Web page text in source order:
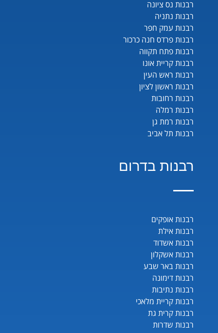
רבנות נס ציונה
רבנות נתניה
רבנות עמק חפר
רבנות פרדס חנה כרכור
רבנות פתח תקווה
רבנות קריית אונו
רבנות ראש העין
רבנות ראשון לציון
רבנות רחובות
רבנות רמלה
רבנות רמת גן
רבנות תל אביב
רבנות בדרום
רבנות אופקים
רבנות אילת
רבנות אשדוד
רבנות אשקלון
רבנות באר שבע
רבנות דימונה
רבנות נתיבות
רבנות קריית מלאכי
רבנות קרית גת
רבנות שדרות